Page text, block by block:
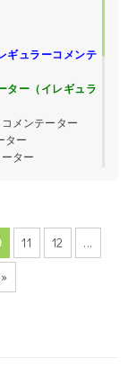
ギュラーコメンテ
ター（イレギュラ
メンテーター
ター
ター
11 12
...